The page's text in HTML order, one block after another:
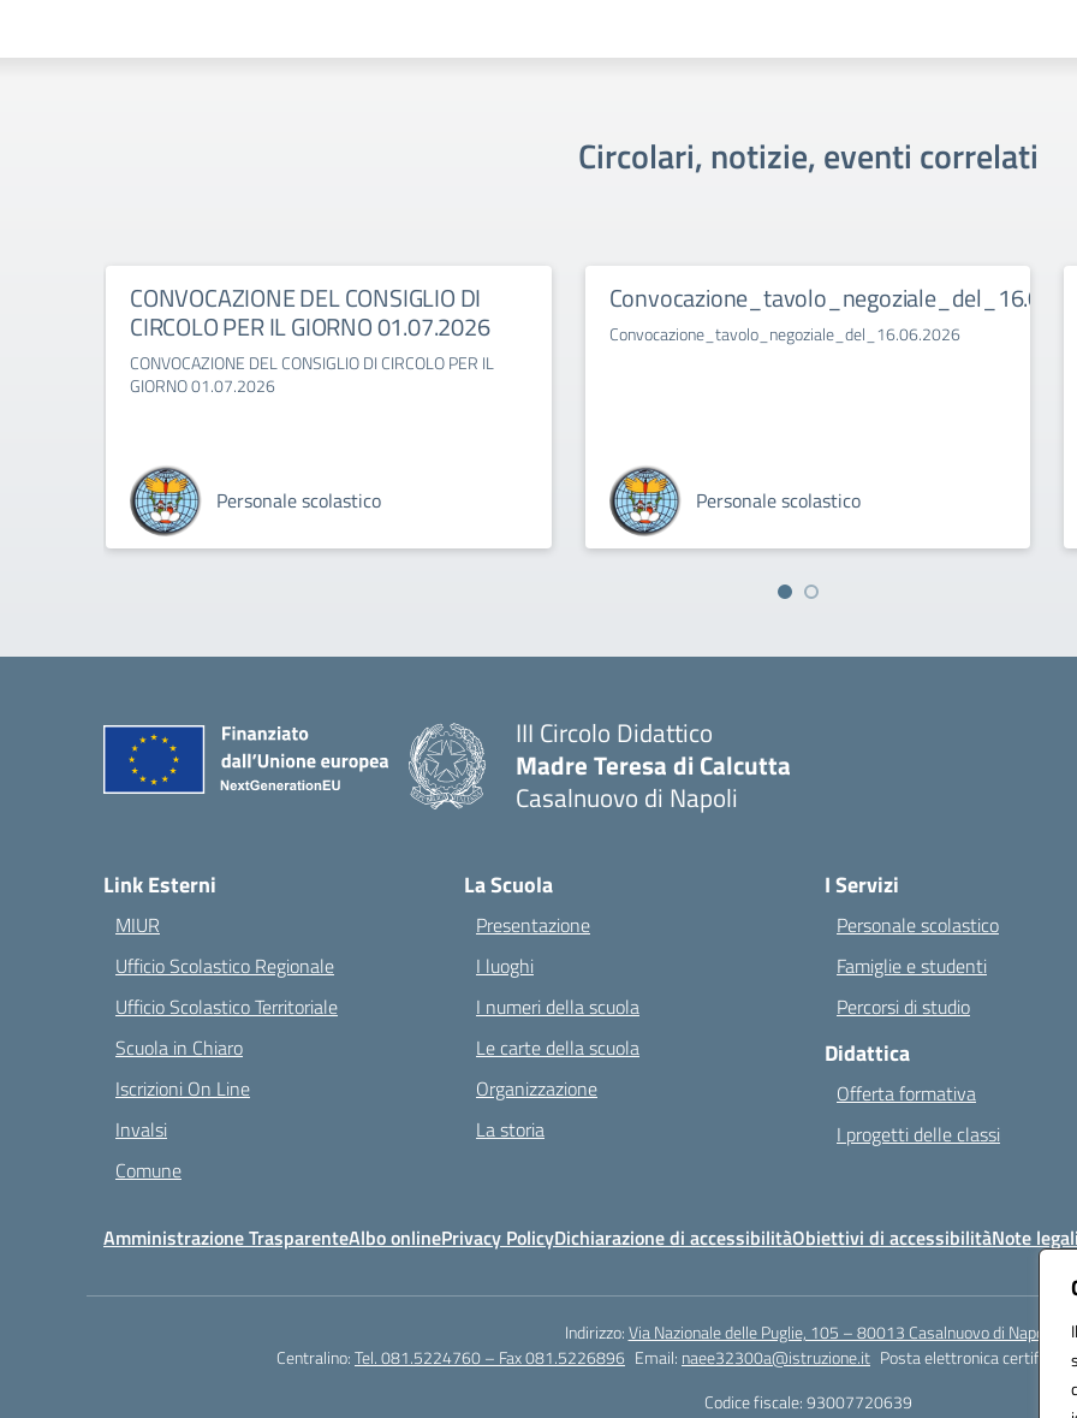
Circolari, notizie, eventi correlati
CONVOCAZIONE DEL CONSIGLIO DI
CIRCOLO PER IL GIORNO 01.07.2026
CONVOCAZIONE DEL CONSIGLIO DI CIRCOLO PER IL
GIORNO 01.07.2026
Personale scolastico
Convocazione_tavolo_negoziale_del_16.06.2026
Personale scolastico
III Circolo Didattico
Madre Teresa di Calcutta
Casalnuovo di Napoli
Link Esterni
MIUR
Ufficio Scolastico Regionale
Ufficio Scolastico Territoriale
Scuola in Chiaro
Iscrizioni On Line
Invalsi
Comune
La Scuola
Presentazione
I luoghi
I numeri della scuola
Le carte della scuola
Organizzazione
La storia
I Servizi
Personale scolastico
Famiglie e studenti
Percorsi di studio
Didattica
Offerta formativa
I progetti delle classi
Amministrazione TrasparenteAlbo onlinePrivacy PolicyDichiarazione di accessibilitàObiettivi di accessibilitàNote
Indirizzo:Via Nazionale delle Puglie, 105 – 80013 Casalnuovo di Napoli
Centralino:Tel. 081.5224760 – Fax 081.5226896 Email: naee32300a@istruzione.it Posta elettronica certificata
Codice fiscale: 93007720639